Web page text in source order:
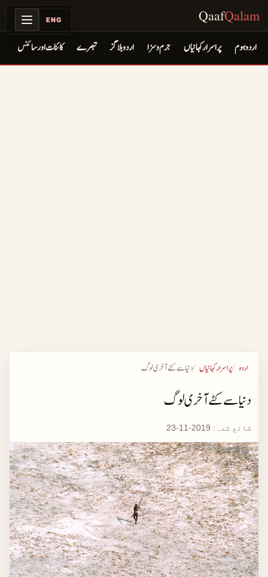
QaafQalam
ENG
اردو ہوم پراسرار کہانیاں جرم و سزا اردو بلاگز تبصرے کائنات اور سائنس
اردو پراسرار کہانیاں دنیا سے کٹے آخری لوگ
دنیا سے کٹے آخری لوگ
شائع شدہ: 2019-11-23